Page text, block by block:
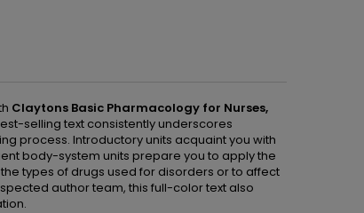
Claytons Basic Pharmacology for Nurses,
selling text consistently underscores
process. Introductory units acquaint you with
body-system units prepare you to apply the
types of drugs used for disorders or to affect
author team, this full-color text also